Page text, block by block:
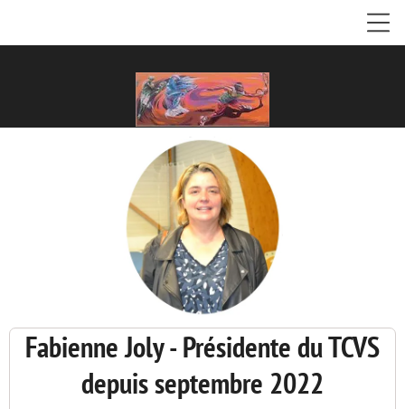
Fabienne Joly - Présidente du TCVS
depuis septembre 2022